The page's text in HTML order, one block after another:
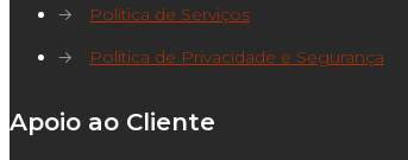
→
Política de Serviços
→
Política de Privacidade e Segurança
Apoio ao Cliente